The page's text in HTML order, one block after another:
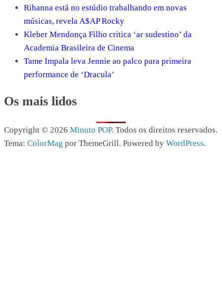
Rihanna está no estúdio trabalhando em novas
músicas, revela A$AP Rocky
Kleber Mendonça Filho critica ‘ar sudestino’ da
Academia Brasileira de Cinema
Tame Impala leva Jennie ao palco para primeira
performance de ‘Dracula’
Os mais lidos
Copyright © 2026 Minuto POP. Todos os direitos reservados.
Tema: ColorMag por ThemeGrill. Powered by WordPress.